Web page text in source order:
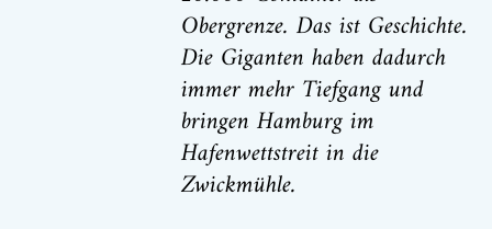
Obergrenze. Das ist Geschichte.
Die Giganten haben dadurch
immer mehr Tiefgang und
bringen Hamburg im
Hafenwettstreit in die
Zwickmühle.